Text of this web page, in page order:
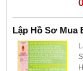
Lập Hồ Sơ Mua